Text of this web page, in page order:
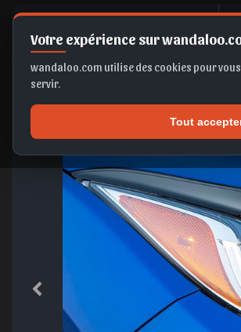
Votre expérience sur
wandaloo.com utilise des cookies pour
servir.
Tout